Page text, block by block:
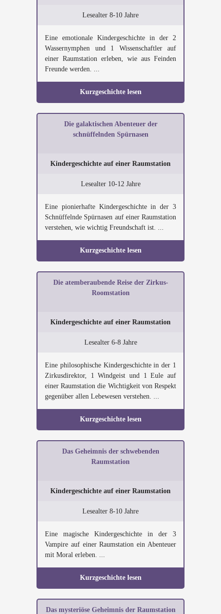
Lesealter 8-10 Jahre
Eine emotionale Kindergeschichte in der 2
Wassernymphen und 1 Wissenschaftler auf
einer Raumstation erleben, wie aus Feinden
Freunde werden. ...
Kurzgeschichte lesen
Die galaktischen Abenteuer der
schnüffelnden Spürnasen
Kindergeschichte auf einer Raumstation
Lesealter 10-12 Jahre
Eine pionierhafte Kindergeschichte in der 3
Schnüffelnde Spürnasen auf einer Raumstation
verstehen, wie wichtig Freundschaft ist. ...
Kurzgeschichte lesen
Die atemberaubende Reise der Zirkus-
Roomstation
Kindergeschichte auf einer Raumstation
Lesealter 6-8 Jahre
Eine philosophische Kindergeschichte in der 1
Zirkusdirektor, 1 Windgeist und 1 Eule auf
einer Raumstation die Wichtigkeit von Respekt
gegenüber allen Lebewesen verstehen. ...
Kurzgeschichte lesen
Das Geheimnis der schwebenden
Raumstation
Kindergeschichte auf einer Raumstation
Lesealter 8-10 Jahre
Eine magische Kindergeschichte in der 3
Vampire auf einer Raumstation ein Abenteuer
mit Moral erleben. ...
Kurzgeschichte lesen
Das mysteriöse Geheimnis der Raumstation